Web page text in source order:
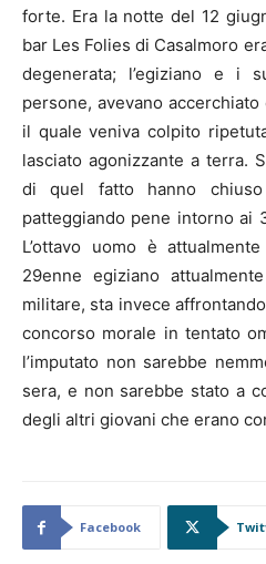
forte. Era la notte del 12
bar Les Folies di Casalmoro
degenerata; l’egiziano e i
persone, avevano
il quale veniva colpito
lasciato agonizzante a terra.
di quel fatto hanno chiuso
patteggiando pene intorno ai
L’ottavo uomo è
29enne egiziano
militare, sta invece
concorso morale in tentato
l’imputato non sarebbe
sera, e non sarebbe stato a
degli altri giovani che erano
Facebook